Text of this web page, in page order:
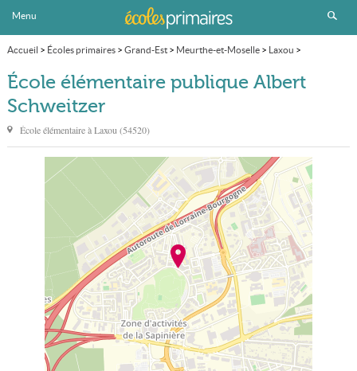
Menu
Accueil > Écoles primaires> Grand-Est> Meurthe-et-Moselle> Laxou >
École élémentaire publique Albert Schweitzer
École élémentaire publique Albert
Schweitzer
École élémentaire àLaxou (54520)